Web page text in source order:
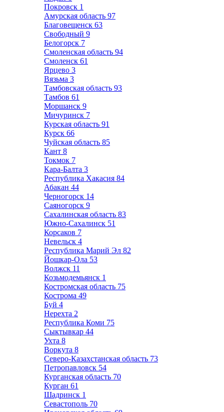
Покровск 1
Амурская область 97
Благовещенск 63
Свободный 9
Белогорск 7
Смоленская область 94
Смоленск 61
Ярцево 3
Вязьма 3
Тамбовская область 93
Тамбов 61
Моршанск 9
Мичуринск 7
Курская область 91
Курск 66
Чуйская область 85
Кант 8
Токмок 7
Кара-Балта 3
Республика Хакасия 84
Абакан 44
Черногорск 14
Саяногорск 9
Сахалинская область 83
Южно-Сахалинск 51
Корсаков 7
Невельск 4
Республика Марий Эл 82
Йошкар-Ола 53
Волжск 11
Козьмодемьянск 1
Костромская область 75
Кострома 49
Буй 4
Нерехта 2
Республика Коми 75
Сыктывкар 44
Ухта 8
Воркута 8
Северо-Казахстанская область 73
Петропавловск 54
Курганская область 70
Курган 61
Шадринск 1
Севастополь 70